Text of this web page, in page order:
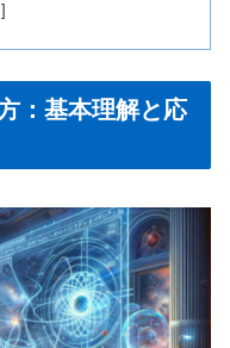
：基本理解と応